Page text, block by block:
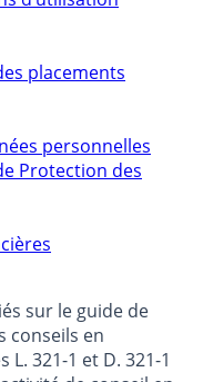
d’utilisation
placements
personnelles
Protection des
sur le guide de
en